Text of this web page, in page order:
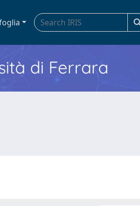
di Ferrara